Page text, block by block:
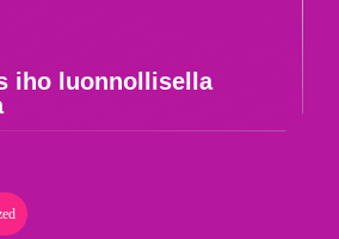
iho luonnollisella